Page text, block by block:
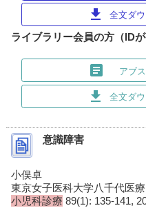
download 全文ダ
ライブラリー会員の方（ID
article アブ
download 全文ダ
意識障害
小俣卓
東京女子医科大学八千代医
小児科診療 89(1): 135-141,